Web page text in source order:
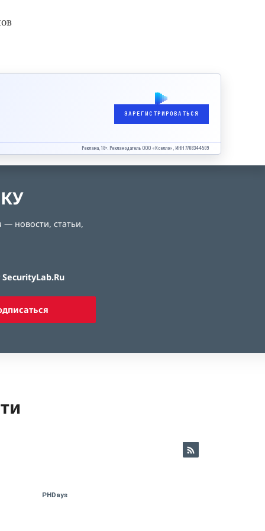
ЗАРЕГИСТРИРОВАТЬСЯ
Реклама, 18+. Рекламодатель ООО «Кселло», ИНН 7708344509
новости, статьи,
PHDays